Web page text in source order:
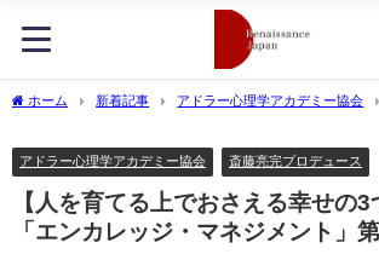
ホーム 新着記事 アドラー心理学アカデミー協会
アドラー心理学アカデミー協会 斎藤亮完プロデュース
【人を育てる上でおさえる幸せの3
「エンカレッジ・マネジメント」